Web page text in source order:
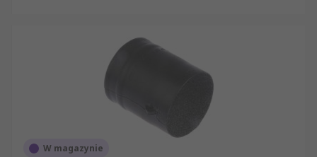
W magazynie